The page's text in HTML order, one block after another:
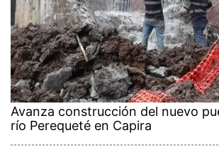
Avanza construcción del nuevo
río Perequeté en Capira